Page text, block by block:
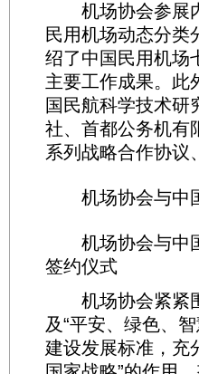
机场协会参展内
民用机场动态分类
绍了中国民用机场
主要工作成果。此
国民航科学技术研
社、首都公务机有
系列战略合作协议
机场协会与中
机场协会与中国
签约仪式
机场协会紧紧围
及“平安、绿色、
建设发展标准，充